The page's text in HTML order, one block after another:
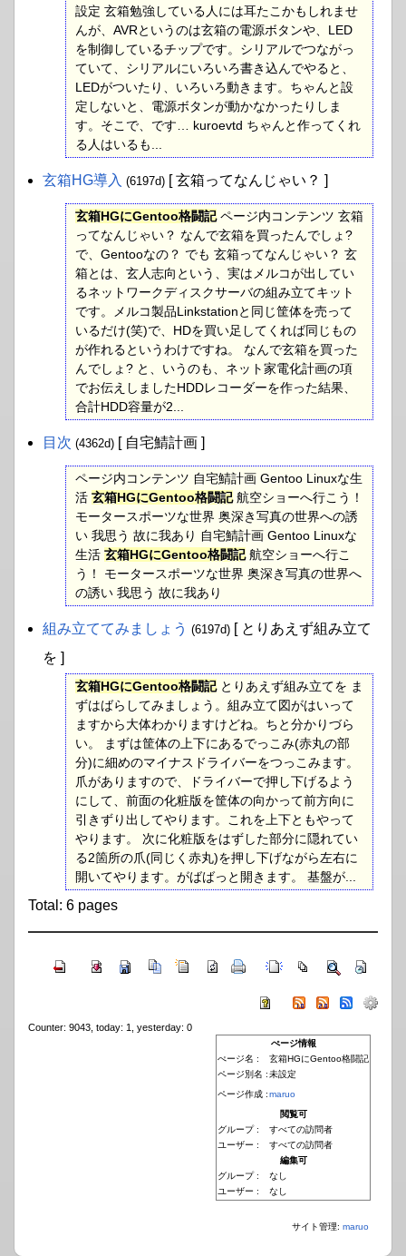
設定 玄箱勉強している人には耳たこかもしれませ
んが、AVRというのは玄箱の電源ボタンや、LED
を制御しているチップです。シリアルでつながっ
ていて、シリアルにいろいろ書き込んでやると、
LEDがついたり、いろいろ動きます。ちゃんと設
定しないと、電源ボタンが動かなかったりしま
す。そこで、です… kuroevtd ちゃんと作ってくれ
る人はいるも...
玄箱HG導入 (6197d) [ 玄箱ってなんじゃい？ ]
玄箱HGにGentoo格闘記ページ内コンテンツ 玄箱
ってなんじゃい？ なんで玄箱を買ったんでしょ?
で、Gentooなの？ でも 玄箱ってなんじゃい？ 玄
箱とは、玄人志向という、実はメルコが出してい
るネットワークディスクサーバの組み立てキット
です。メルコ製品Linkstationと同じ筐体を売って
いるだけ(笑)で、HDを買い足してくれば同じもの
が作れるというわけですね。 なんで玄箱を買った
んでしょ? と、いうのも、ネット家電化計画の項
でお伝えしましたHDDレコーダーを作った結果、
合計HDD容量が2...
目次 (4362d) [ 自宅鯖計画 ]
ページ内コンテンツ 自宅鯖計画 Gentoo Linuxな生
活 玄箱HGにGentoo格闘記航空ショーへ行こう！
モータースポーツな世界 奥深き写真の世界への誘
い 我思う 故に我あり 自宅鯖計画 Gentoo Linuxな
生活 玄箱HGにGentoo格闘記航空ショーへ行こ
う！ モータースポーツな世界 奥深き写真の世界へ
の誘い 我思う 故に我あり
組み立ててみましょう (6197d) [ とりあえず組み立て
を ]
玄箱HGにGentoo格闘記とりあえず組み立てを ま
ずはばらしてみましょう。組み立て図がはいって
ますから大体わかりますけどね。ちと分かりづら
い。 まずは筐体の上下にあるでっこみ(赤丸の部
分)に細めのマイナスドライバーをつっこみます。
爪がありますので、ドライバーで押し下げるよう
にして、前面の化粧版を筐体の向かって前方向に
引きずり出してやります。これを上下ともやって
やります。 次に化粧版をはずした部分に隠れてい
る2箇所の爪(同じく赤丸)を押し下げながら左右に
開いてやります。がばばっと開きます。 基盤が...
Total: 6 pages
ぺージ情報
ぺージ名 :
玄箱HGにGentoo格闘記
ページ別名 :未設定
ページ作成 :maruo
閲覧可
グループ :
すべての訪問者
ユーザー :
すべての訪問者
編集可
グループ :
なし
ユーザー :
なし
Counter: 9043, today: 1, yesterday: 0
サイト管理: maruo